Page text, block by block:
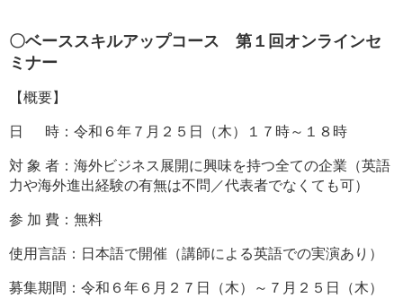
〇ベーススキルアップコース 第１回オンラインセ
ミナー
【概要】
日 時：令和６年７月２５日（木）１７時～１８時
対 象 者：海外ビジネス展開に興味を持つ全ての企業（英語
力や海外進出経験の有無は不問／代表者でなくても可）
参 加 費：無料
使用言語：日本語で開催（講師による英語での実演あり）
募集期間：令和６年６月２７日（木）～７月２５日（木）